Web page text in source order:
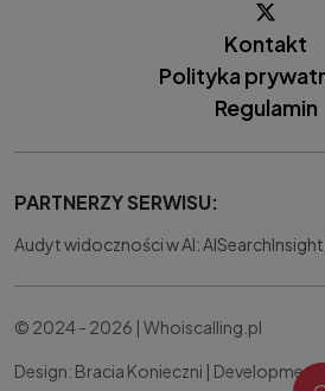
Kontakt
Polityka
Regulamin
PARTNERZY SERWISU:
Audyt widoczności w AI:
© 2024 - 2026 | Whoiscalling.pl
Design: Bracia Konieczni | Development: